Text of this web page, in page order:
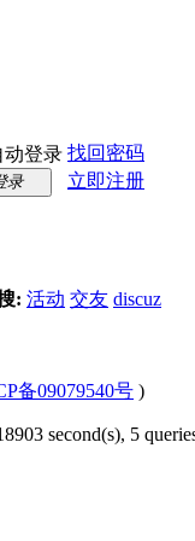
动登录 找回密码
录
立即注册
: 活动 交友 discuz
备09079540号 )
second(s), 5